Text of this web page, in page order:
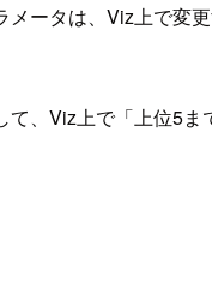
ータは、Viz上で変
、Viz上で「上位5